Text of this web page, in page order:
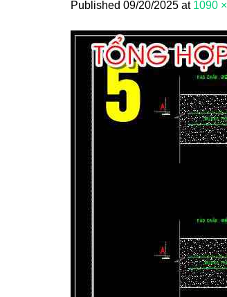
Published 09/20/2025 at 1090